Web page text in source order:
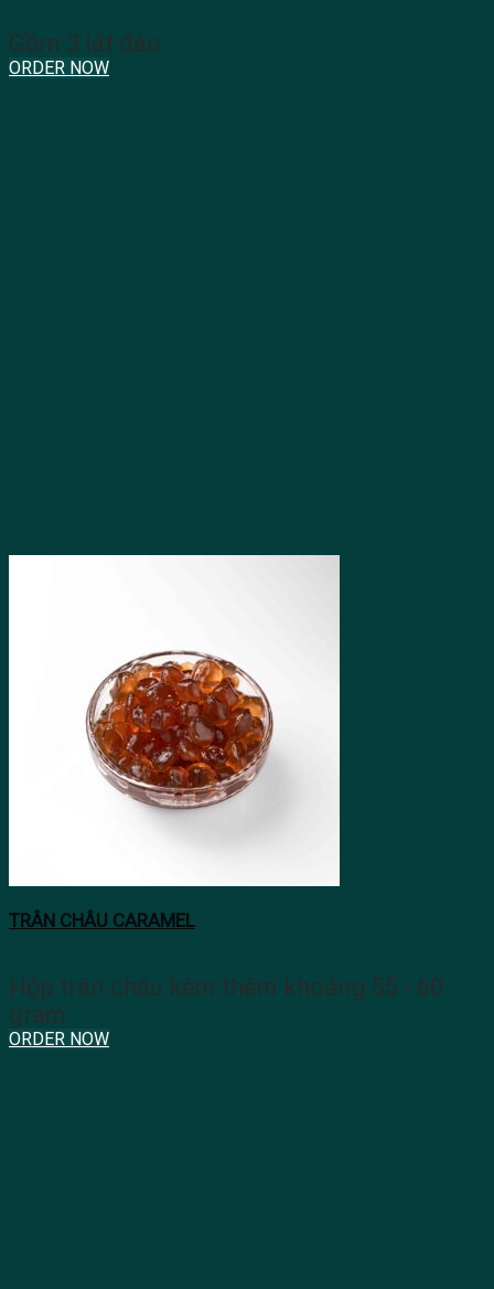
Gồm 3 lát đào
ORDER NOW
TRÂN CHÂU CARAMEL
Hộp trân châu kèm thêm khoảng 55 - 60
gram
ORDER NOW